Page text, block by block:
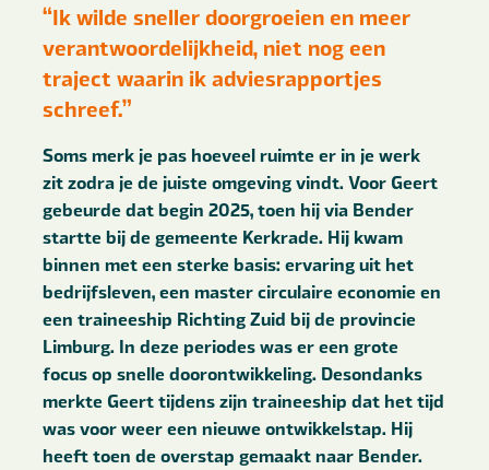
“Ik wilde sneller doorgroeien en meer
verantwoordelijkheid, niet nog een
traject waarin ik adviesrapportjes
schreef.”
Soms merk je pas hoeveel ruimte er in je werk
zit zodra je de juiste omgeving vindt. Voor Geert
gebeurde dat begin 2025, toen hij via Bender
startte bij de gemeente Kerkrade. Hij kwam
binnen met een sterke basis: ervaring uit het
bedrijfsleven, een master circulaire economie en
een traineeship Richting Zuid bij de provincie
Limburg. In deze periodes was er een grote
focus op snelle doorontwikkeling. Desondanks
merkte Geert tijdens zijn traineeship dat het tijd
was voor weer een nieuwe ontwikkelstap. Hij
heeft toen de overstap gemaakt naar Bender.